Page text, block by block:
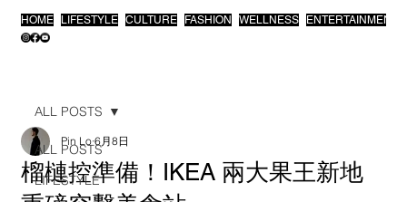
HOME LIFESTYLE CULTURE FASHION WELLNESS ENTERTAINMENT
ALL POSTS
LIFESTYLE
ALL POSTS
榴槤控準備！IKEA 兩大果王新地
Pin Lo 6月8日